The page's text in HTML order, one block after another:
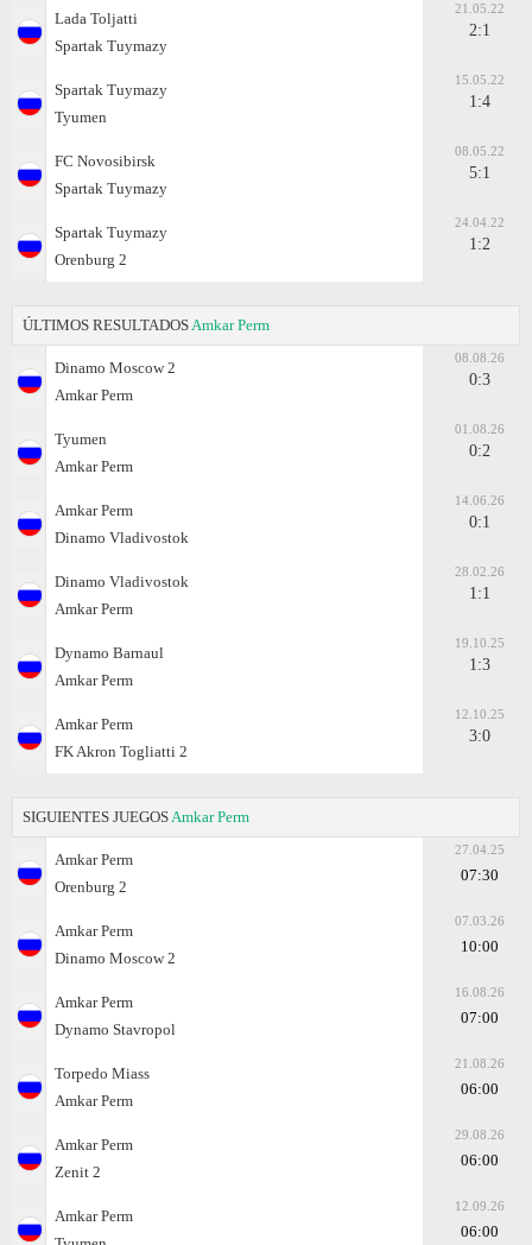
Lada Toljatti
Spartak Tuymazy
21.05.22
2:1
Spartak Tuymazy
Tyumen
15.05.22
1:4
FC Novosibirsk
Spartak Tuymazy
08.05.22
5:1
Spartak Tuymazy
Orenburg 2
24.04.22
1:2
ÚLTIMOS RESULTADOS Amkar Perm
Dinamo Moscow 2
Amkar Perm
08.08.26
0:3
Tyumen
Amkar Perm
01.08.26
0:2
Amkar Perm
Dinamo Vladivostok
14.06.26
0:1
Dinamo Vladivostok
Amkar Perm
28.02.26
1:1
Dynamo Barnaul
Amkar Perm
19.10.25
1:3
Amkar Perm
FK Akron Togliatti 2
12.10.25
3:0
SIGUIENTES JUEGOS Amkar Perm
Amkar Perm
Orenburg 2
27.04.25
07:30
Amkar Perm
Dinamo Moscow 2
07.03.26
10:00
Amkar Perm
Dynamo Stavropol
16.08.26
07:00
Torpedo Miass
Amkar Perm
21.08.26
06:00
Amkar Perm
Zenit 2
29.08.26
06:00
Amkar Perm
12.09.26
06:00